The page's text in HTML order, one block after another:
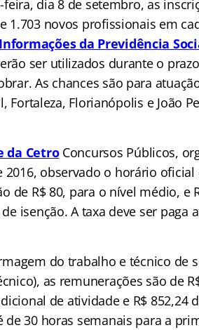
dia 8 de setembro, as
1.703 novos profissionais em
Informações da Previdência
ser utilizados durante o
As chances são para
Fortaleza, Florianópolis e João
da CetroConcursos Públicos,
observado o horário oficial
de R$ 80, para o nível médio, e
isenção. A taxa deve ser paga
do trabalho e técnico de
as remunerações são de
de atividade e R$ 852,24
30 horas semanais para a